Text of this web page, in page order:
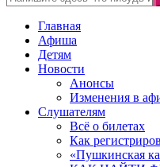
Главная
Афиша
Детям
Новости
Анонсы
Изменения в
Слушателям
Всё о билетах
Как
«Пушкинская